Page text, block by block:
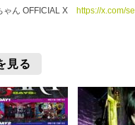
ん OFFICIAL X https://x.com/
見る